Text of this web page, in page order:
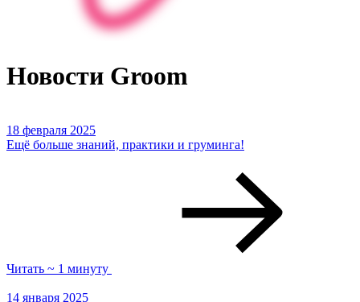
Новости Groom
18 февраля 2025
Ещё больше знаний, практики и груминга!
Читать ~ 1 минуту
14 января 2025